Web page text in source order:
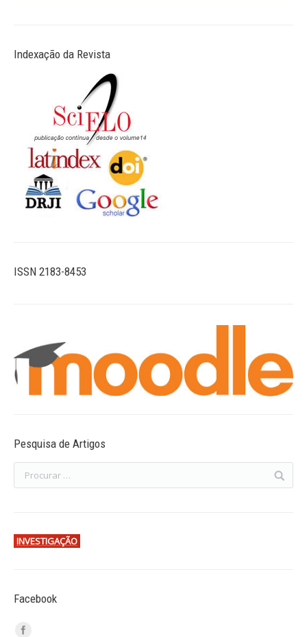
Indexação da Revista
ISSN 2183-8453
Pesquisa de Artigos
INVESTIGAÇÃO
Facebook